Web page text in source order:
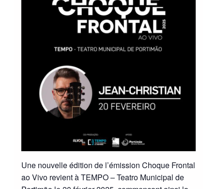
Une nouvelle édition de l’émission Choque Frontal
ao Vivo revient à TEMPO – Teatro Municipal de